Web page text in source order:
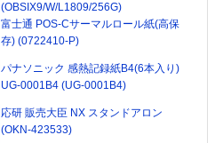
(OBSIX9/W/L1809/256G)
富士通 POS-Cサーマルロール紙(高保
存) (0722410-P)
パナソニック 感熱記録紙B4(6本入り)
UG-0001B4 (UG-0001B4)
応研 販売大臣 NX スタンドアロン
(OKN-423533)